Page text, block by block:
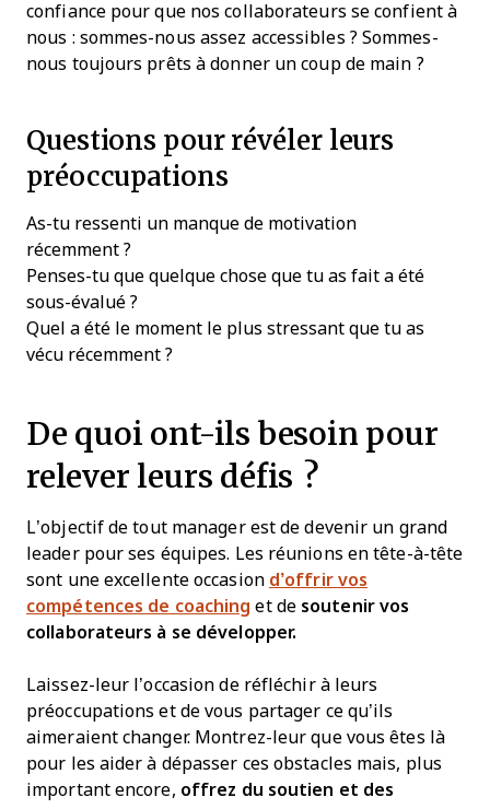
confiance pour que nos collaborateurs se confient à
nous : sommes-nous assez accessibles ? Sommes-
nous toujours prêts à donner un coup de main ?
Questions pour révéler leurs
préoccupations
As-tu ressenti un manque de motivation
récemment ?
Penses-tu que quelque chose que tu as fait a été
sous-évalué ?
Quel a été le moment le plus stressant que tu as
vécu récemment ?
De quoi ont-ils besoin pour
relever leurs défis ?
L’objectif de tout manager est de devenir un grand
leader pour ses équipes. Les réunions en tête-à-tête
sont une excellente occasion d’offrir vos
compétences de coaching et de soutenir vos
collaborateurs à se développer.
Laissez-leur l’occasion de réfléchir à leurs
préoccupations et de vous partager ce qu’ils
aimeraient changer. Montrez-leur que vous êtes là
pour les aider à dépasser ces obstacles mais, plus
important encore, offrez du soutien et des